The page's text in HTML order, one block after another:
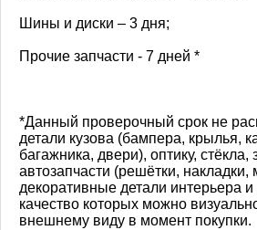
Шины и диски – 3 дня;
Прочие запчасти - 7 дней *
*Данный проверочный срок не
детали кузова (бампера, крылья,
багажника, двери), оптику, стёкла,
автозапчасти (решётки, накладки,
декоративные детали интерьера и
качество которых можно
внешнему виду в момент покупки.